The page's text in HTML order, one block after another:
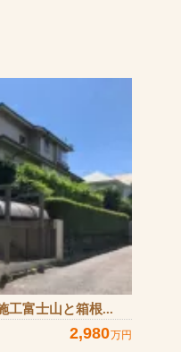
工富士山と箱根...
2,980万円